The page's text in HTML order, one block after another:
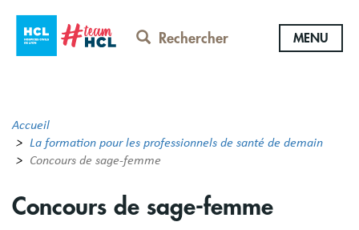
contenu
Rechercher MENU
Accueil
La formation pour les professionnels de santé de demain
Concours de sage-femme
Concours de sage-femme